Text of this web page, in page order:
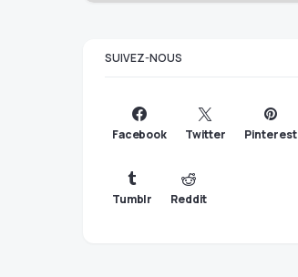
SUIVEZ-NOUS
Facebook Twitter Pinterest
Tumblr Reddit